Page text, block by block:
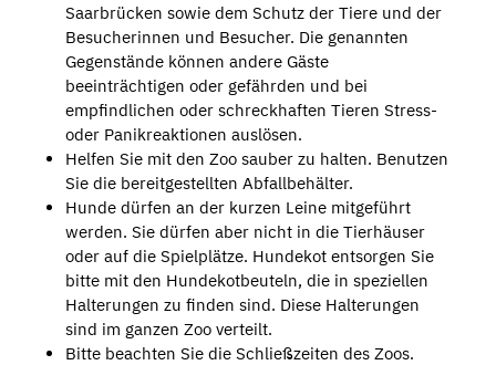
Saarbrücken sowie dem Schutz der Tiere und der
Besucherinnen und Besucher. Die genannten
Gegenstände können andere Gäste
beeinträchtigen oder gefährden und bei
empfindlichen oder schreckhaften Tieren Stress-
oder Panikreaktionen auslösen.
Helfen Sie mit den Zoo sauber zu halten. Benutzen
Sie die bereitgestellten Abfallbehälter.
Hunde dürfen an der kurzen Leine mitgeführt
werden. Sie dürfen aber nicht in die Tierhäuser
oder auf die Spielplätze. Hundekot entsorgen Sie
bitte mit den Hundekotbeuteln, die in speziellen
Halterungen zu finden sind. Diese Halterungen
sind im ganzen Zoo verteilt.
Bitte beachten Sie die Schließzeiten des Zoos.